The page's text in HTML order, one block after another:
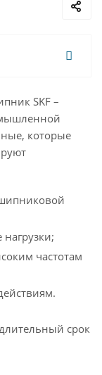
SKF –
которые
частотам
срок